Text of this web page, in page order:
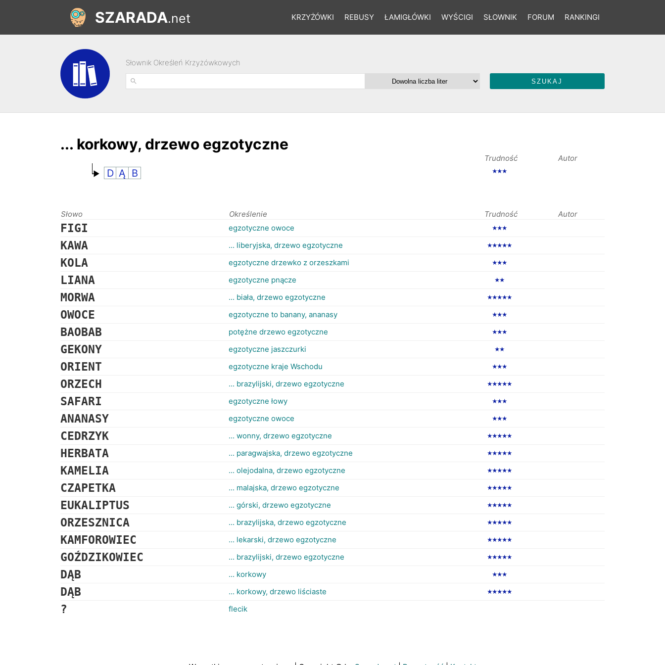
KRZYŻÓWKI REBUSY ŁAMIGŁÓWKI WYŚCIGI SŁOWNIK FORUM RANKINGI
SZARADA.net
Słownik Określeń Krzyżówkowych
... korkowy, drzewo egzotyczne
Trudność Autor
D Ą B ★★★
Słowo Określenie Trudność Autor
FIGI egzotyczne owoce ★★★
KAWA ... liberyjska, drzewo egzotyczne ★★★★★
KOLA egzotyczne drzewko z orzeszkami ★★★
LIANA egzotyczne pnącze ★★
MORWA ... biała, drzewo egzotyczne ★★★★★
OWOCE egzotyczne to banany, ananasy ★★★
BAOBAB potężne drzewo egzotyczne ★★★
GEKONY egzotyczne jaszczurki ★★
ORIENT egzotyczne kraje Wschodu ★★★
ORZECH ... brazylijski, drzewo egzotyczne ★★★★★
SAFARI egzotyczne łowy ★★★
ANANASY egzotyczne owoce ★★★
CEDRZYK ... wonny, drzewo egzotyczne ★★★★★
HERBATA ... paragwajska, drzewo egzotyczne ★★★★★
KAMELIA ... olejodalna, drzewo egzotyczne ★★★★★
CZAPETKA ... malajska, drzewo egzotyczne ★★★★★
EUKALIPTUS ... górski, drzewo egzotyczne ★★★★★
ORZESZNICA ... brazylijska, drzewo egzotyczne ★★★★★
KAMFOROWIEC ... lekarski, drzewo egzotyczne ★★★★★
GOŹDZIKOWIEC ... brazylijski, drzewo egzotyczne ★★★★★
DĄB ... korkowy ★★★
DĄB ... korkowy, drzewo liściaste ★★★★★
? flecik